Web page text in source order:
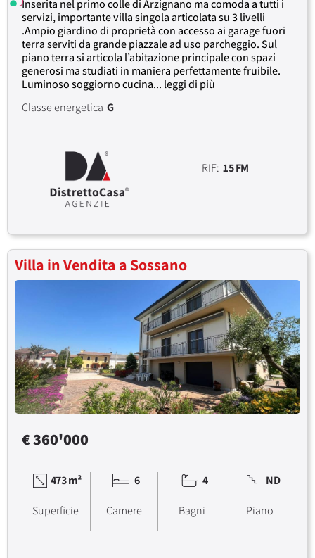
Inserita nel primo colle di Arzignano ma comoda a tutti i
servizi, importante villa singola articolata su 3 livelli
.Ampio giardino di proprietà con accesso ai garage fuori
terra serviti da grande piazzale ad uso parcheggio. Sul
piano terra si articola l’abitazione principale con spazi
generosi ma studiati in maniera perfettamente fruibile.
Luminoso soggiorno cucina... leggi di più
RIF: 15 FM
Classe energetica G
Villa in Vendita a Sossano
€ 360'000
473 m²
Superficie
6
Camere
4
Bagni
ND
Piano